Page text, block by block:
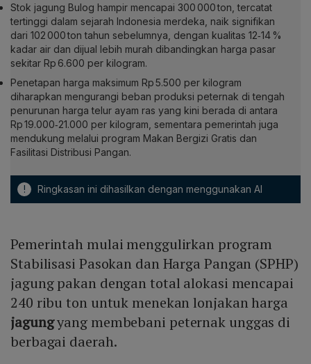
Stok jagung Bulog hampir mencapai 300 000 ton, tercatat
tertinggi dalam sejarah Indonesia merdeka, naik signifikan
dari 102 000 ton tahun sebelumnya, dengan kualitas 12‑14 %
kadar air dan dijual lebih murah dibandingkan harga pasar
sekitar Rp 6.600 per kilogram.
Penetapan harga maksimum Rp 5.500 per kilogram
diharapkan mengurangi beban produksi peternak di tengah
penurunan harga telur ayam ras yang kini berada di antara
Rp 19.000‑21.000 per kilogram, sementara pemerintah juga
mendukung melalui program Makan Bergizi Gratis dan
Fasilitasi Distribusi Pangan.
! Ringkasan ini dihasilkan dengan menggunakan AI
Pemerintah mulai menggulirkan program
Stabilisasi Pasokan dan Harga Pangan (SPHP)
jagung pakan dengan total alokasi mencapai
240 ribu ton untuk menekan lonjakan harga
jagungyang membebani peternak unggas di
berbagai daerah.